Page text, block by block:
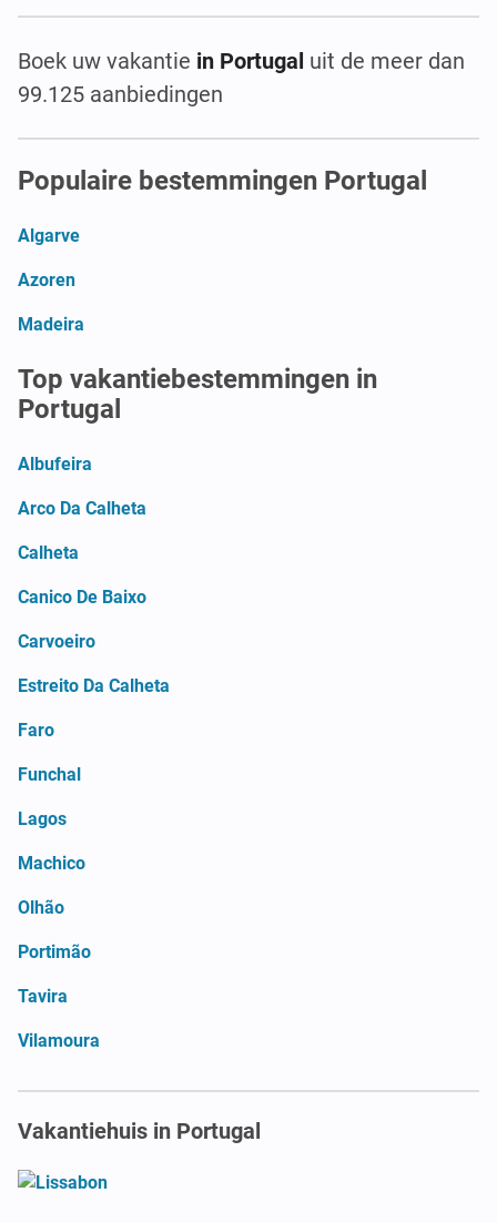
Boek uw vakantie in Portugal uit de meer dan
99.125 aanbiedingen
Populaire bestemmingen Portugal
Algarve
Azoren
Madeira
Top vakantiebestemmingen in
Portugal
Albufeira
Arco Da Calheta
Calheta
Canico De Baixo
Carvoeiro
Estreito Da Calheta
Faro
Funchal
Lagos
Machico
Olhão
Portimão
Tavira
Vilamoura
Vakantiehuis in Portugal